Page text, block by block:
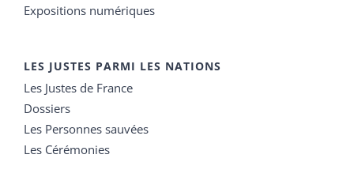
Expositions numériques
LES JUSTES PARMI LES NATIONS
Les Justes de France
Dossiers
Les Personnes sauvées
Les Cérémonies